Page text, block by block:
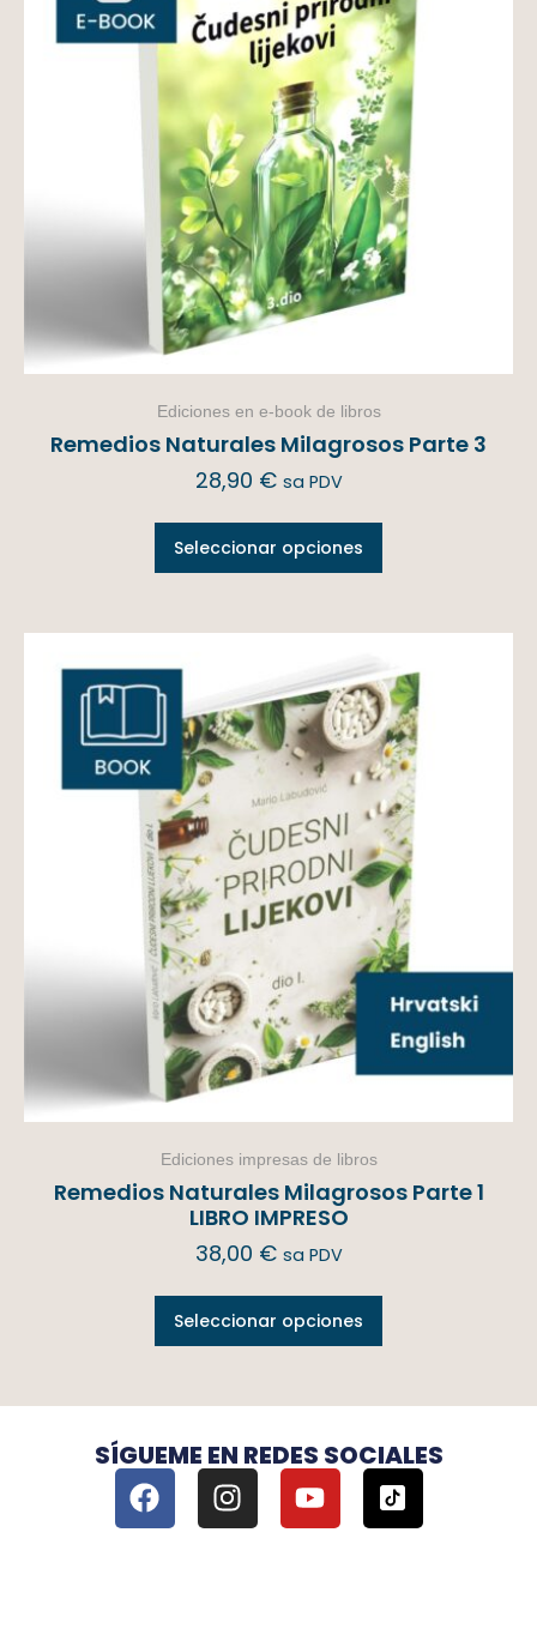
Ediciones en e-book de libros
Remedios Naturales Milagrosos Parte 3
28,90 € sa PDV
Seleccionar opciones
Ediciones impresas de libros
Remedios Naturales Milagrosos Parte 1
LIBRO IMPRESO
38,00 € sa PDV
Seleccionar opciones
SÍGUEME EN REDES SOCIALES